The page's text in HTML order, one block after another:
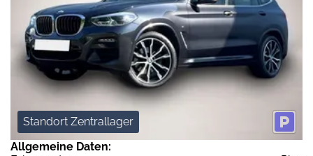
Standort Zentrallager
Allgemeine Daten: